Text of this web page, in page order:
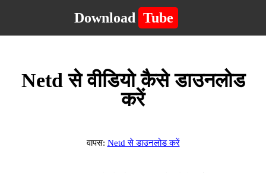
Download Tube
Netd से वीडियो कैसे डाउनलोड
करें
वापस: Netd से डाउनलोड करें